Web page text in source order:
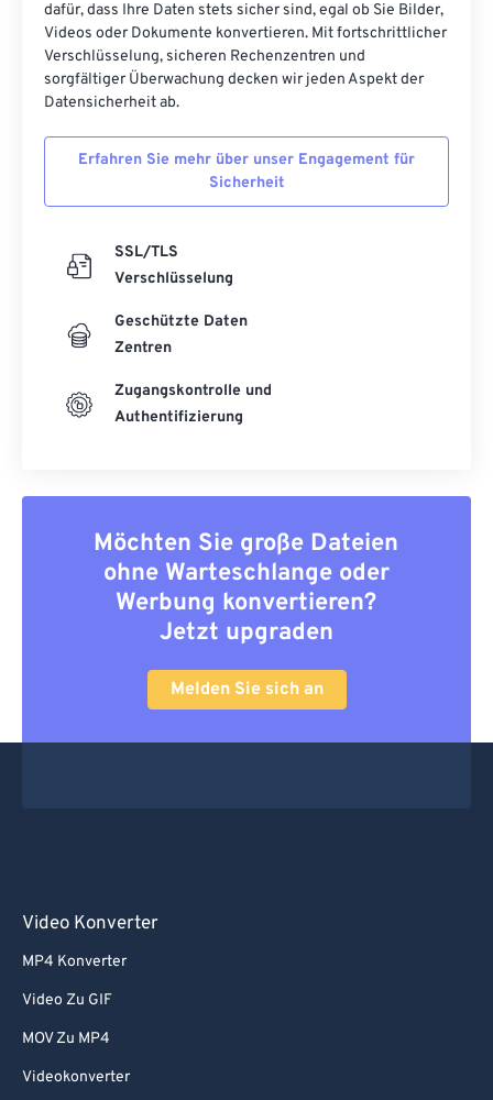
dafür, dass Ihre Daten stets sicher sind, egal ob Sie Bilder,
Videos oder Dokumente konvertieren. Mit fortschrittlicher
Verschlüsselung, sicheren Rechenzentren und
sorgfältiger Überwachung decken wir jeden Aspekt der
Datensicherheit ab.
Erfahren Sie mehr über unser Engagement für
Sicherheit
SSL/TLS
Verschlüsselung
Geschützte Daten
Zentren
Zugangskontrolle und
Authentifizierung
Möchten Sie große Dateien
ohne Warteschlange oder
Werbung konvertieren?
Jetzt upgraden
Melden Sie sich an
Video Konverter
MP4 Konverter
Video Zu GIF
MOV Zu MP4
Videokonverter